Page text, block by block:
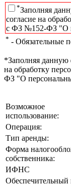
*Заполняя
согласие на
с ФЗ №152-ФЗ "О
* - Обязательные
*Заполняя данную
на обработку
ФЗ "О
Возможное
использование:
Операция:
Тип аренды:
Форма
собственника:
ИФНС
Обеспечительный